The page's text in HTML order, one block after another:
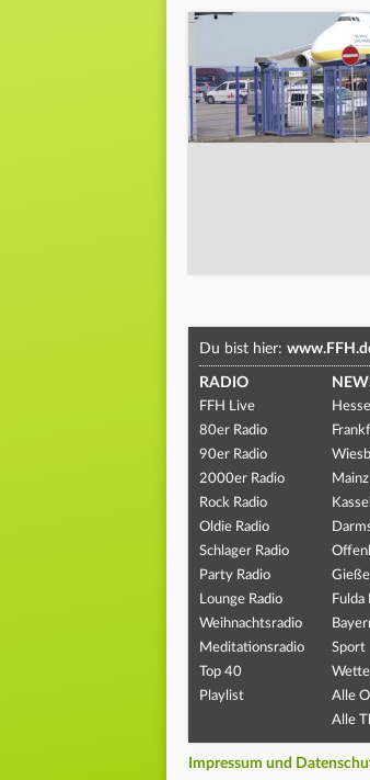
Du bist hier:
RADIO
FFH Live
80er Radio
90er Radio
2000er Radio
Rock Radio
Oldie Radio
Schlager Radio
Party Radio
Lounge Radio
Weihnachtsradio
Meditationsradio
Top 40
Playlist
Fulda
Sport
Alle
Alle
Impressum und